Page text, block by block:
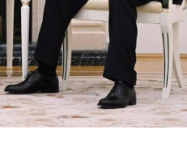
Видеоселекторные
совещания под
председательством
Президента